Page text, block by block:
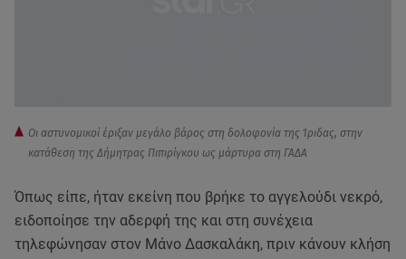
Οι αστυνομικοί έριξαν μεγάλο βάρος στη δολοφονία της Ίριδας, στην
κατάθεση της Δήμητρας Πιπιρίγκου ως μάρτυρα στη ΓΑΔΑ
Όπως είπε, ήταν εκείνη που βρήκε το αγγελούδι νεκρό,
ειδοποίησε την αδερφή της και στη συνέχεια
τηλεφώνησαν στον Μάνο Δασκαλάκη, πριν κάνουν κλήση